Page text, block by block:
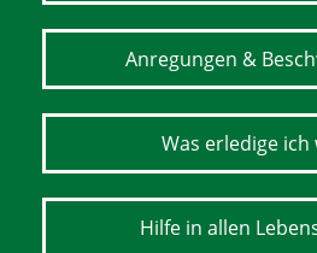
Anregungen &
Was erledige ich
Hilfe in allen